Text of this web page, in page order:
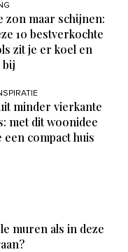
zon maar schijnen:
10 bestverkochte
zit je er koel en
bij
minder vierkante
met dit woonidee
een compact huis
muren als in deze